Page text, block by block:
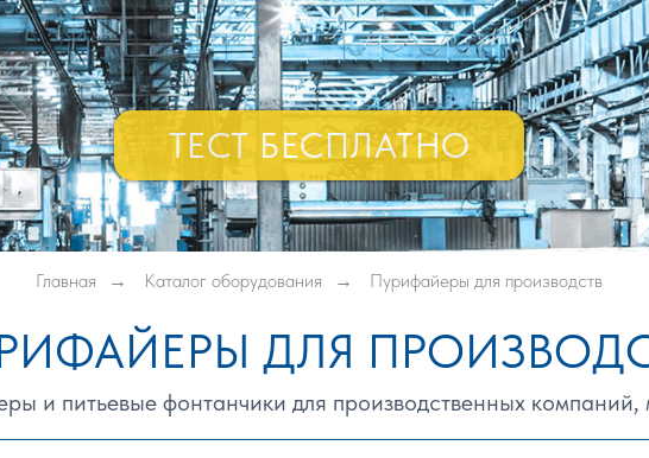
ТЕСТ БЕСПЛАТНО
Главная → Каталог оборудования → Пурифайеры для производств
ДЛЯ
и питьевые фонтанчики для производственных компаний,